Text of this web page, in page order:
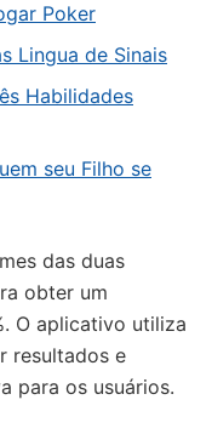
Poker
Lingua de Sinais
Habilidades
seu Filho se
das duas
obter um
O aplicativo utiliza
resultados e
para os usuários.